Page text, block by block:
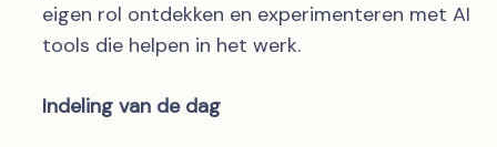
eigen rol ontdekken en experimenteren met AI
tools die helpen in het werk.
Indeling van de dag